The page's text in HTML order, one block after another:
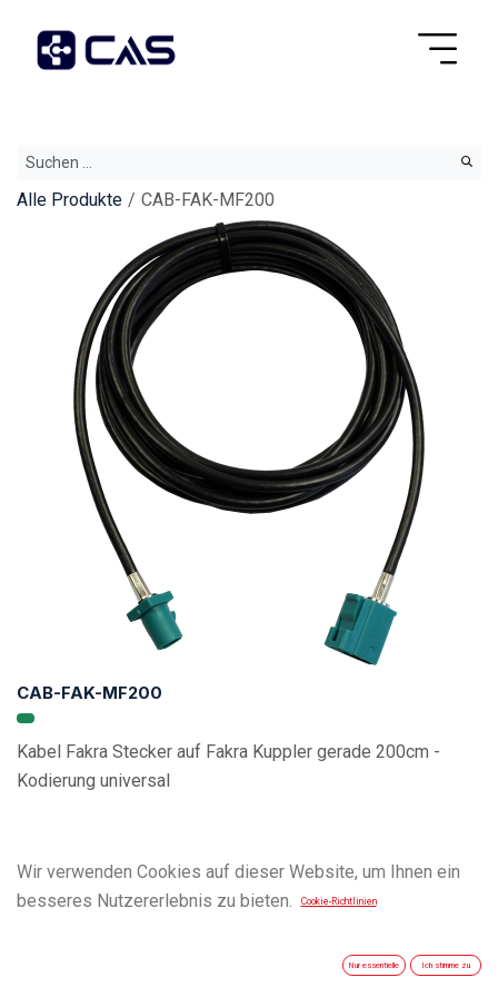
Alle Produkte CAB-FAK-MF200
CAB-FAK-MF200
Kabel Fakra Stecker auf Fakra Kuppler gerade 200cm -
Kodierung universal
Wir verwenden Cookies auf dieser Website, um Ihnen ein
besseres Nutzererlebnis zu bieten.
Cookie-Richtlinien
Nur essentielle Ich stimme zu